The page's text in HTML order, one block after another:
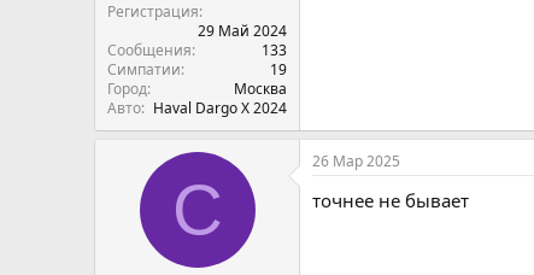
Регистрация
29 Май 2024
Сообщения
133
Симпатии
19
Город
Москва
Авто
Haval Dargo X 2024
С
26 Мар 2025
точнее не бывает